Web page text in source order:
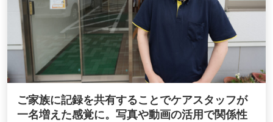
ご家族に記録を共有することでケアスタッフが
一名増えた感覚に。写真や動画の活用で関係性